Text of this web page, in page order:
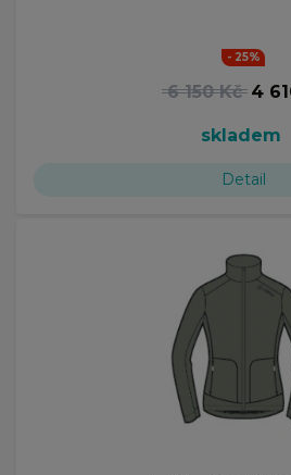
- 25%
6 150 Kč 4
skladem
Detail